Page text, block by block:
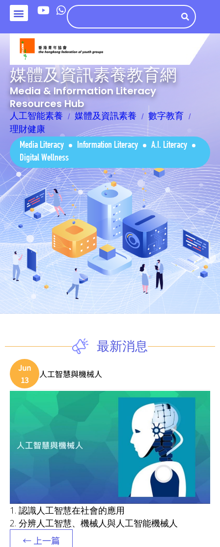
媒體及資訊素養教育網
Media & Information Literacy
Resources Hub
人工智能素養 媒體及資訊素養
數字教育
理財健康
Media Literacy Information Literacy
A.I. Literacy
Digital Wellness
最新消息
Jun
13
人工智慧與機械人
1. 認識人工智慧在社會的應用
2. 分辨人工智慧、機械人與人工智能機械人
← 上一篇